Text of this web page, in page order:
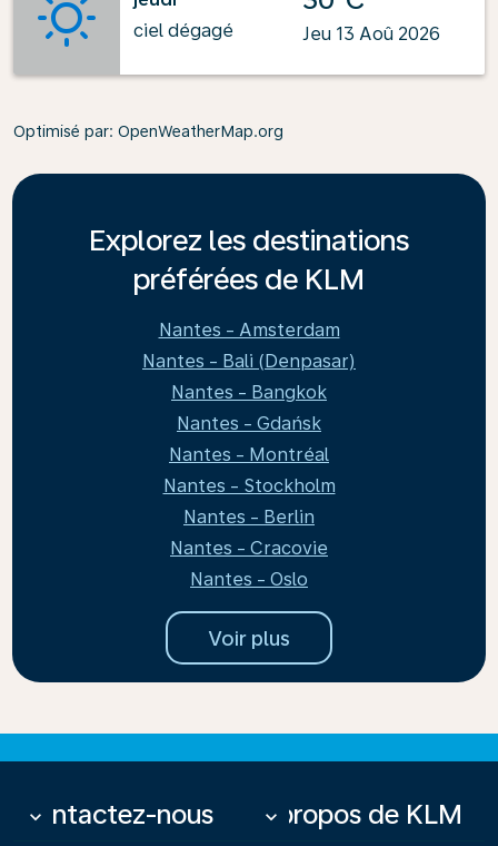
ciel dégagé
Jeu 13 Aoû 2026
Optimisé par: OpenWeatherMap.org
Explorez les destinations
préférées de KLM
Nantes - Amsterdam
Nantes - Bali (Denpasar)
Nantes - Bangkok
Nantes - Gdańsk
Nantes - Montréal
Nantes - Stockholm
Nantes - Berlin
Nantes - Cracovie
Nantes - Oslo
Voir plus
Contactez-nous
keyboard_arrow_down À propos de KLM
keyboard_arrow_down